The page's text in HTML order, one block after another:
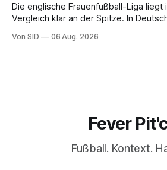
Die englische Frauenfußball-Liga liegt
Vergleich klar an der Spitze. In
Von SID 06 Aug. 2026
Fever
Fußball. Kontext.